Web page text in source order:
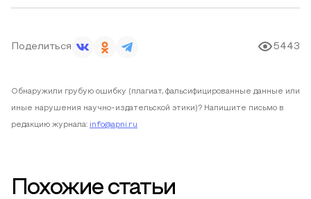
Поделиться 5443
Обнаружили грубую ошибку (плагиат, фальсифицированные данные или
иные нарушения научно-издательской этики)? Напишите письмо в
редакцию журнала: info@apni.ru
Похожие статьи